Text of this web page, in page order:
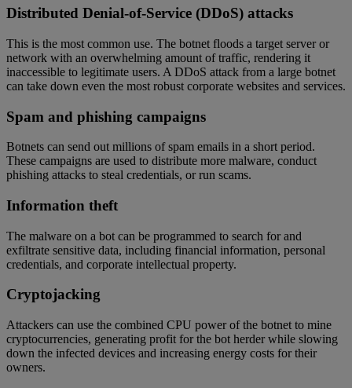
Distributed Denial-of-Service (DDoS) attacks
This is the most common use. The botnet floods a target server or
network with an overwhelming amount of traffic, rendering it
inaccessible to legitimate users. A DDoS attack from a large botnet
can take down even the most robust corporate websites and services.
Spam and phishing campaigns
Botnets can send out millions of spam emails in a short period.
These campaigns are used to distribute more malware, conduct
phishing attacks to steal credentials, or run scams.
Information theft
The malware on a bot can be programmed to search for and
exfiltrate sensitive data, including financial information, personal
credentials, and corporate intellectual property.
Cryptojacking
Attackers can use the combined CPU power of the botnet to mine
cryptocurrencies, generating profit for the bot herder while slowing
down the infected devices and increasing energy costs for their
owners.